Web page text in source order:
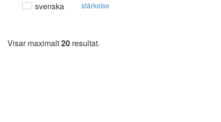
svenska stärkelse
Visar maximalt20 resultat.